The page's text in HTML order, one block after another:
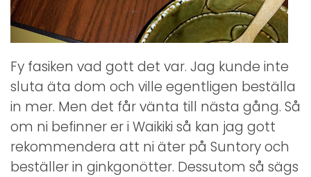
Fy fasiken vad gott det var. Jag kunde inte
sluta äta dom och ville egentligen beställa
in mer. Men det får vänta till nästa gång. Så
om ni befinner er i Waikiki så kan jag gott
rekommendera att ni äter på Suntory och
beställer in ginkgonötter. Dessutom så sägs